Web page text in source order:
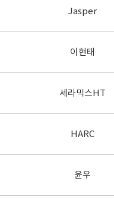
Jasper
이현태
세라믹스HT
HARC
윤우